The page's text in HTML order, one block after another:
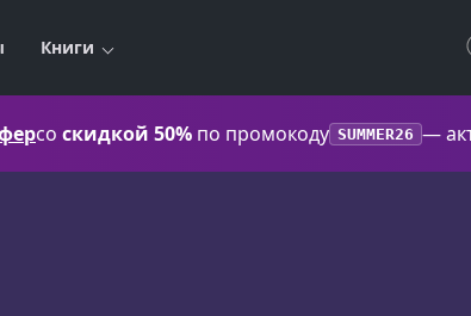
Книги
со скидкой 50% по промокоду SUMMER26 —